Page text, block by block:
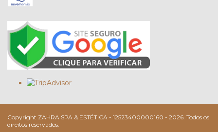
Copyright ZAHRA SPA & ESTÉTICA - 12523400000160 - 2026. Todos os
direitos reservados.